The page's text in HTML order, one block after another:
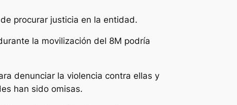
procurar justicia en la entidad.
la movilización del 8M podría
denunciar la violencia contra ellas y
han sido omisas.